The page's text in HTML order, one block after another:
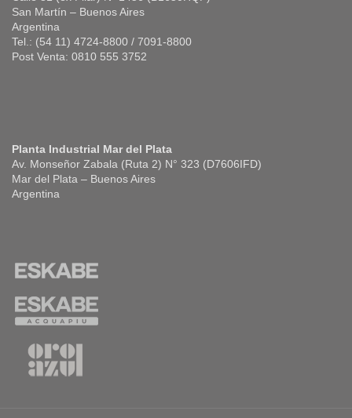
San Martín – Buenos Aires
Argentina
Tel.: (54 11) 4724-8800 / 7091-8800
Post Venta: 0810 555 3752
Planta Industrial Mar del Plata
Av. Monseñor Zabala (Ruta 2) N° 323 (D7606IFD)
Mar del Plata – Buenos Aires
Argentina